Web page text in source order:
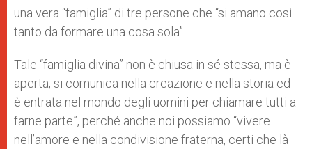
una vera “famiglia” di tre persone che “si amano così
tanto da formare una cosa sola”.
Tale “famiglia divina” non è chiusa in sé stessa, ma è
aperta, si comunica nella creazione e nella storia ed
è entrata nel mondo degli uomini per chiamare tutti a
farne parte”, perché anche noi possiamo “vivere
nell’amore e nella condivisione fraterna, certi che là